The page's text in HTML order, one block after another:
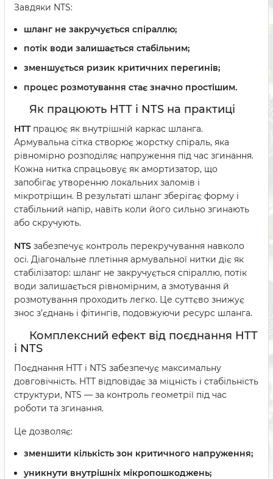
Завдяки NTS:
шланг не закручується спіраллю;
потік води залишається стабільним;
зменшується ризик критичних перегинів;
процес розмотування стає значно простішим.
Як працюють HTT і NTS на практиці
HTTпрацює як внутрішній каркас шланга.
Армувальна сітка створює жорстку спіраль, яка
рівномірно розподіляє напруження під час згинання.
Кожна нитка спрацьовує як амортизатор, що
запобігає утворенню локальних заломів і
мікротріщин. В результаті шланг зберігає форму і
стабільний напір, навіть коли його сильно згинають
або скручують.
NTS забезпечує контроль перекручування навколо
осі. Діагональне плетіння армувальної нитки діє як
стабілізатор: шланг не закручується спіраллю, потік
води залишається рівномірним, а змотування й
розмотування проходить легко. Це суттєво знижує
знос з’єднань і фітингів, подовжуючи ресурс шланга.
Комплексний ефект від поєднання HTT
і NTS
Поєднання HTT і NTS забезпечує максимальну
довговічність. HTT відповідає за міцність і стабільність
структури, NTS — за контроль геометрії під час
роботи та згинання.
Це дозволяє:
зменшити кількість зон критичного напруження;
уникнути внутрішніх мікропошкоджень;